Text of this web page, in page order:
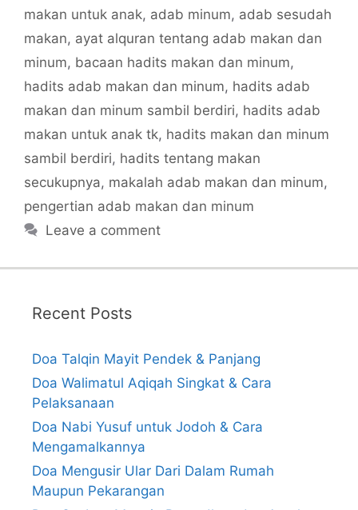
makan untuk anak, adab minum, adab sesudah
makan, ayat alquran tentang adab makan dan
minum, bacaan hadits makan dan minum,
hadits adab makan dan minum, hadits adab
makan dan minum sambil berdiri, hadits adab
makan untuk anak tk, hadits makan dan minum
sambil berdiri, hadits tentang makan
secukupnya, makalah adab makan dan minum,
pengertian adab makan dan minum
Leave a comment
Recent Posts
Doa Talqin Mayit Pendek & Panjang
Doa Walimatul Aqiqah Singkat & Cara
Pelaksanaan
Doa Nabi Yusuf untuk Jodoh & Cara
Mengamalkannya
Doa Mengusir Ular Dari Dalam Rumah
Maupun Pekarangan